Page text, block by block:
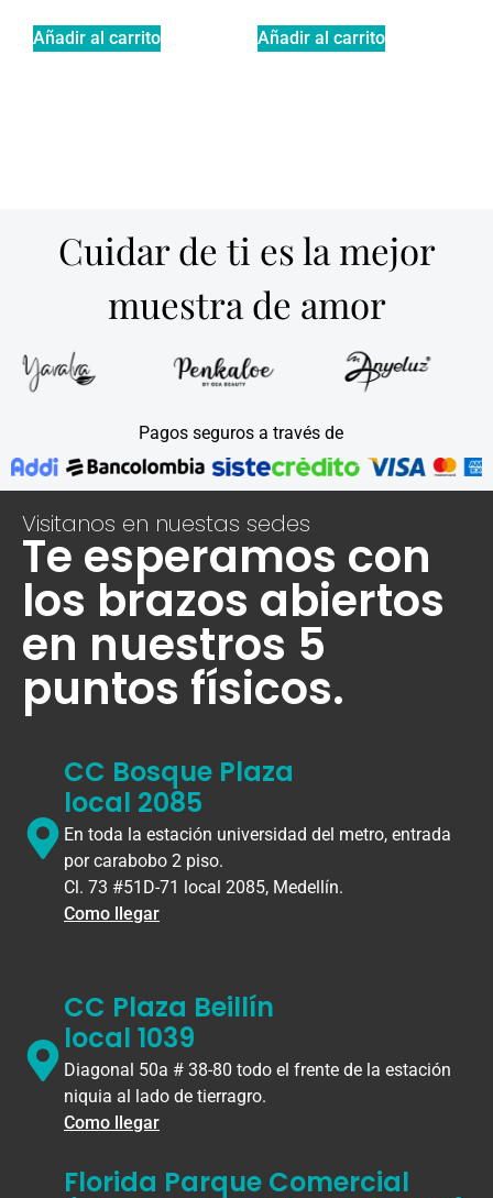
Añadir al carrito Añadir al carrito
Cuidar de ti es la mejor
muestra de amor
Pagos seguros a través de
Visitanos en nuestas sedes
Te esperamos con
los brazos abiertos
en nuestros 5
puntos físicos.
CC Bosque Plaza
local 2085
En toda la estación universidad del metro, entrada
por carabobo 2 piso.
Cl. 73 #51D-71 local 2085, Medellín.
Como llegar
CC Plaza Beillín
local 1039
Diagonal 50a # 38-80 todo el frente de la estación
niquia al lado de tierragro.
Como llegar
Florida Parque Comercial